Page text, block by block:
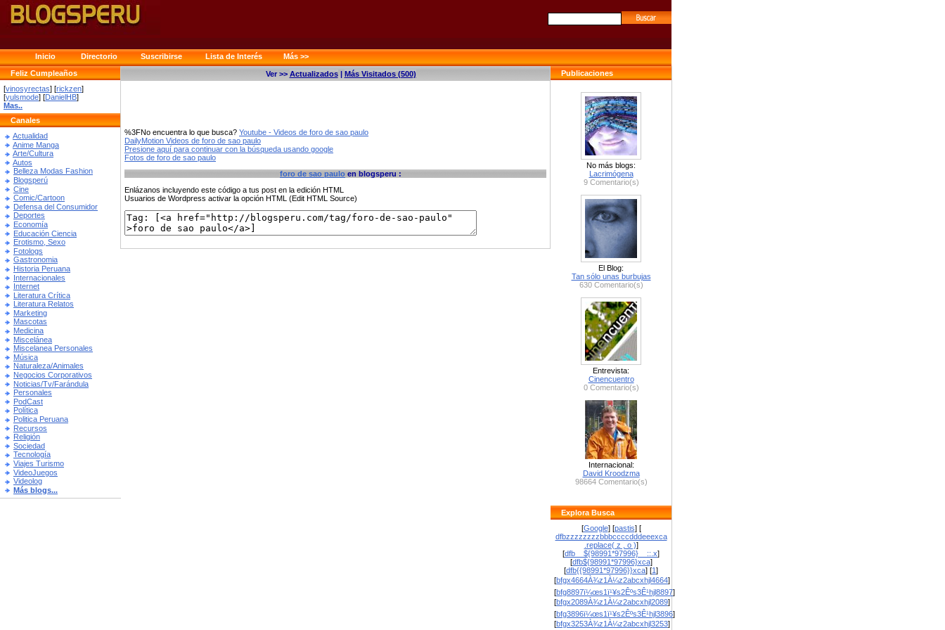
Inicio Directorio Suscribirse Lista de Interés
Más >>
Feliz Cumpleaños
[vinosyrectas] [rickzen]
[yulsmode] [DanielHB]
Mas..
Canales
Actualidad
Anime Manga
Arte/Cultura
Autos
Belleza Modas Fashion
Blogsperú
Cine
Comic/Cartoon
Defensa del Consumidor
Deportes
Economía
Educación Ciencia
Erotismo, Sexo
Fotologs
Gastronomia
Historia Peruana
Internacionales
Internet
Literatura Crítica
Literatura Relatos
Marketing
Mascotas
Medicina
Miscelánea
Miscelanea Personales
Música
Naturaleza/Animales
Negocios Corporativos
Noticias/Tv/Farándula
Personales
PodCast
Política
Politica Peruana
Recursos
Religión
Sociedad
Tecnología
Viajes Turismo
VideoJuegos
Videolog
Más blogs...
Publicaciones
No más blogs:
Lacrimógena
9 Comentario(s)
El Blog:
Tan sólo unas burbujas
630 Comentario(s)
Entrevista:
Cinencuentro
0 Comentario(s)
Internacional:
David Kroodzma
98664 Comentario(s)
Explora Busca
[Google] [pastis] [
dfbzzzzzzzzbbbccccdddeeexca
.replace( z , o )]
[dfb__${98991*97996}__::.x]
[dfb${98991*97996}xca]
[dfb{{98991*97996}}xca] [1]
[bfgx4664À¾z1À¼z2abcxhjl4664]
[bfg8897ï¼œs1ï¹¥s2Êºs3Ê¹hjl8897]
[bfgx2089À¾z1À¼z2abcxhjl2089]
[bfg3896ï¼œs1ï¹¥s2Êºs3Ê¹hjl3896]
[bfgx3253À¾z1À¼z2abcxhjl3253]
Ver >> Actualizados| Más Visitados (500)
%3FNo encuentra lo que busca? Youtube - Videos de foro de sao paulo
DailyMotion Videos de foro de sao paulo
Presione aquí para continuar con la búsqueda usando google
Fotos de foro de sao paulo
foro de sao paulo en blogsperu :
Enlázanos incluyendo este código a tus post en la edición HTML
Usuarios de Wordpress activar la opción HTML (Edit HTML Source)